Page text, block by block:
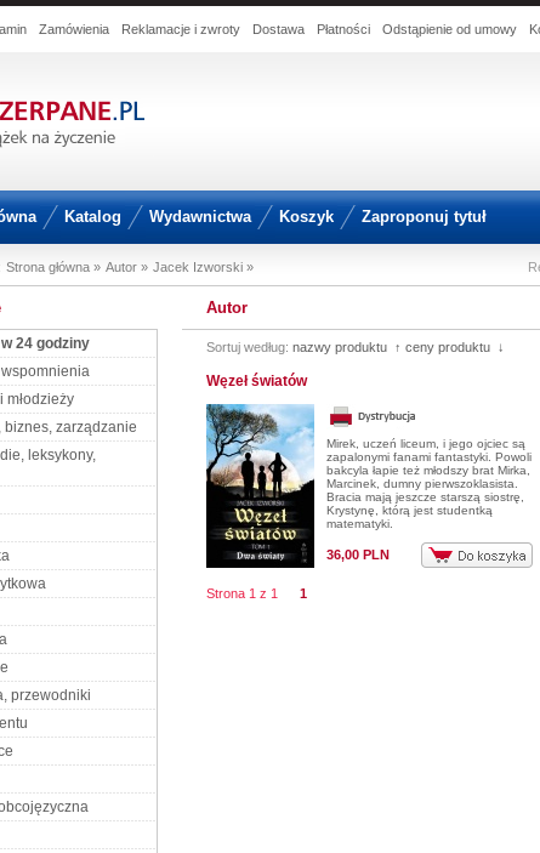
Zamówienia Reklamacje i zwroty Dostawa Płatności Odstąpienie od umowy
Katalog Wydawnictwa Koszyk Zaproponuj tytuł
Strona główna » Autor » Jacek Izworski »
24 godziny
młodzieży
biznes, zarządzanie
leksykony,
przewodniki
Autor
Sortuj według: nazwy produktu ↑ ceny produktu ↓
Węzeł światów
Mirek, uczeń liceum, i jego ojciec są
zapalonymi fanami fantastyki. Powoli
bakcyla łapie też młodszy brat Mirka,
Marcinek, dumny pierwszoklasista.
Bracia mają jeszcze starszą siostrę,
Krystynę, którą jest studentką
matematyki.
36,00 PLN
Strona 1 z 1 1